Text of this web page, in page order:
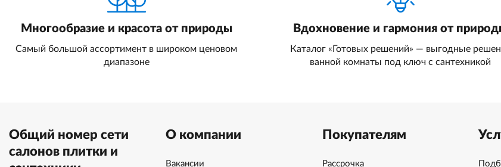
Многообразие и красота от природы
Самый большой ассортимент в широком ценовом
диапазоне
Вдохновение и гармония от
Каталог «Готовых решений» — выгодные
ванной комнаты под ключ с сантехникой
Общий номер сети
салонов плитки и
О компании
Вакансии
Покупателям
Рассрочка